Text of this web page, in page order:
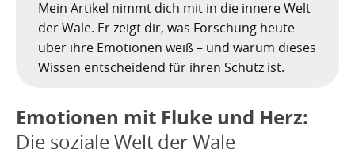
Los Gigantes
Das Observatorium
Giftige Insekten und Spinnen auf den Kanaren
Riesenkalmare in den Gewässern um die Kanarischen
Inseln
Garachico
Granadilla de Abona
Guía de Isora
Icod de los Vinos
Achamán - Himmelsgott der Guanchen
Guayota - Teide, Feuer und die Logik der Angst
Chaxiraxi - Muttergöttin der Guanchen
Achuguayo - Mond, Zeit und heilige Schluchten
San Borondón
Wie Kastilien die Kanarischen Inseln unterwarf
Der Widerstand
Konstanz und Teneriffa
Nachhaltig bauen und sanieren auf den Kanaren
Walbeobachtung statt Show
Star Wars auf Teneriffa?
Ferienwohnungen legal vermieten
Die Cochenille-Schildlaus
Teneriffas Naturwunder
Mein Artikel nimmt dich mit in die innere Welt
der Wale. Er zeigt dir, was Forschung heute
über ihre Emotionen weiß – und warum dieses
Wissen entscheidend für ihren Schutz ist.
Emotionen mit Fluke und Herz:
Die soziale Welt der Wale